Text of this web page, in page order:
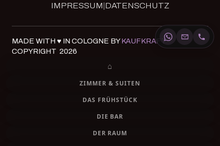
IMPRESSUM|DATENSCHUTZ
MADE WITH ♥ IN COLOGNE BYKAUFKRAFT
COPYRIGHT 2026
⌂
ZIMMER & SUITEN
DAS FRÜHSTÜCK
DIE BAR
DER RAUM